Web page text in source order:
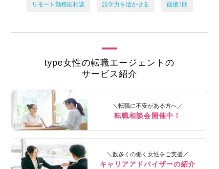
リモート勤務応相談 語学力を活かせる 面接1回
type女性の転職エージェントの
サービス紹介
＼転職に不安がある方へ／
転職相談会開催中！
＼数多くの働く女性をご支援／
キャリアアドバイザーの紹介